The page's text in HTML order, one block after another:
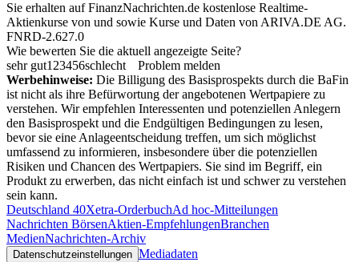
Sie erhalten auf FinanzNachrichten.de kostenlose Realtime-
Aktienkurse von und sowie Kurse und Daten von ARIVA.DE AG.
FNRD-2.627.0
Wie bewerten Sie die aktuell angezeigte Seite?
sehr gut1 23456schlecht
Problem melden
Werbehinweise: Die Billigung des Basisprospekts durch die BaFin
ist nicht als ihre Befürwortung der angebotenen Wertpapiere zu
verstehen. Wir empfehlen Interessenten und potenziellen Anlegern
den Basisprospekt und die Endgültigen Bedingungen zu lesen,
bevor sie eine Anlageentscheidung treffen, um sich möglichst
umfassend zu informieren, insbesondere über die potenziellen
Risiken und Chancen des Wertpapiers. Sie sind im Begriff, ein
Produkt zu erwerben, das nicht einfach ist und schwer zu verstehen
sein kann.
Deutschland 40Xetra-OrderbuchAd hoc-Mitteilungen
Nachrichten BörsenAktien-EmpfehlungenBranchen
MedienNachrichten-Archiv
Datenschutzeinstellungen Mediadaten